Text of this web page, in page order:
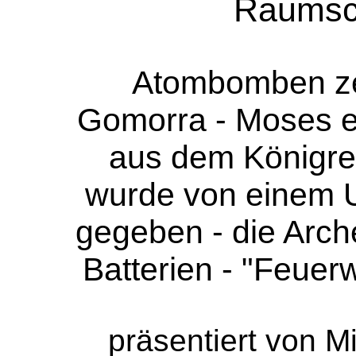
Atombomben
Gomorra - Moses
aus dem
wurde von einem
gegeben - die
Batterien -
präsentiert von